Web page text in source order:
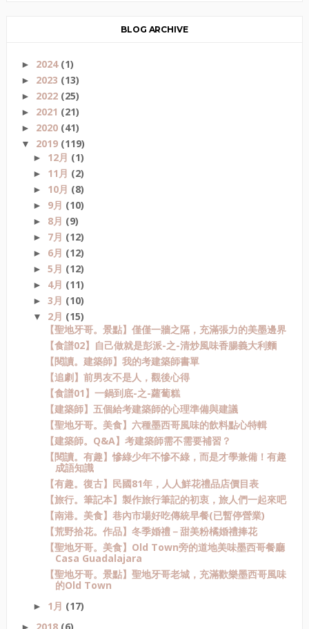
BLOG ARCHIVE
► 2024 (1)
► 2023 (13)
► 2022 (25)
► 2021 (21)
► 2020 (41)
▼ 2019 (119)
► 12月 (1)
► 11月 (2)
► 10月 (8)
► 9月 (10)
► 8月 (9)
► 7月 (12)
► 6月 (12)
► 5月 (12)
► 4月 (11)
► 3月 (10)
▼ 2月 (15)
【聖地牙哥。景點】僅僅一牆之隔，充滿張力的美墨邊界
【食譜02】自己做就是彭派-之-清炒風味香腸義大利麵
【閱讀。建築師】我的考建築師書單
【追劇】前男友不是人，觀後心得
【食譜01】一鍋到底-之-蘿蔔糕
【建築師】五個給考建築師的心理準備與建議
【聖地牙哥。美食】六種墨西哥風味的飲料點心特輯
【建築師。Q&A】考建築師需不需要補習？
【閱讀。有趣】慘綠少年不慘不綠，而是才學兼備！有趣
成語知識
【有趣。復古】民國81年，人人鮮花禮品店價目表
【旅行。筆記本】製作旅行筆記的初衷，旅人們一起來吧
【南港。美食】巷內市場好吃傳統早餐(已暫停營業)
【荒野拾花。作品】冬季婚禮－甜美粉橘婚禮捧花
【聖地牙哥。美食】Old Town旁的道地美味墨西哥餐廳
Casa Guadalajara
【聖地牙哥。景點】聖地牙哥老城，充滿歡樂墨西哥風味
的Old Town
► 1月 (17)